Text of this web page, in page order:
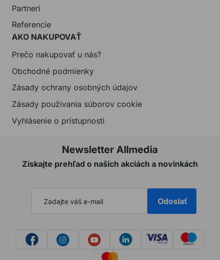
Partneri
Referencie
AKO NAKUPOVAŤ
Prečo nakupovať u nás?
Obchodné podmienky
Zásady ochrany osobných údajov
Zásady používania súborov cookie
Vyhlásenie o prístupnosti
Newsletter Allmedia
Získajte prehľad o našich akciách a novinkách
Odoslať